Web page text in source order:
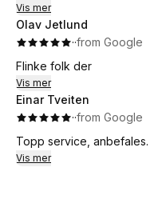
Vis mer
Olav Jetlund
··from Google
Flinke folk der
Vis mer
Einar Tveiten
··from Google
Topp service, anbefales.
Vis mer